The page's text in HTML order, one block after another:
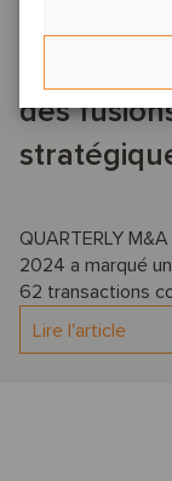
Refonte
des
QUARTERLY
2024 a marqué
62 transactions
Lire l'article